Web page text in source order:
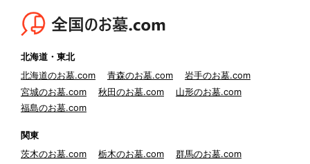
北海道・東北
北海道のお墓.com
青森のお墓.com
岩手のお墓.com
宮城のお墓.com
秋田のお墓.com
山形のお墓.com
福島のお墓.com
関東
茨木のお墓.com
栃木のお墓.com
群馬のお墓.com